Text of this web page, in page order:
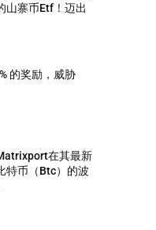
山寨币Etf！迈出
的奖励，威胁
在其最新
特币（Btc）的波